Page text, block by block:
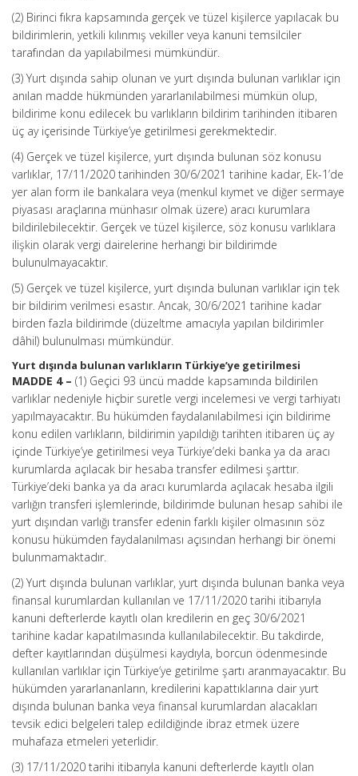
(2) Birinci fıkra kapsamında gerçek ve tüzel kişilerce yapılacak bu
bildirimlerin, yetkili kılınmış vekiller veya kanuni temsilciler
tarafından da yapılabilmesi mümkündür.
(3) Yurt dışında sahip olunan ve yurt dışında bulunan varlıklar için
anılan madde hükmünden yararlanılabilmesi mümkün olup,
bildirime konu edilecek bu varlıkların bildirim tarihinden itibaren
üç ay içerisinde Türkiye’ye getirilmesi gerekmektedir.
(4) Gerçek ve tüzel kişilerce, yurt dışında bulunan söz konusu
varlıklar, 17/11/2020 tarihinden 30/6/2021 tarihine kadar, Ek-1’de
yer alan form ile bankalara veya (menkul kıymet ve diğer sermaye
piyasası araçlarına münhasır olmak üzere) aracı kurumlara
bildirilebilecektir. Gerçek ve tüzel kişilerce, söz konusu varlıklara
ilişkin olarak vergi dairelerine herhangi bir bildirimde
bulunulmayacaktır.
(5) Gerçek ve tüzel kişilerce, yurt dışında bulunan varlıklar için tek
bir bildirim verilmesi esastır. Ancak, 30/6/2021 tarihine kadar
birden fazla bildirimde (düzeltme amacıyla yapılan bildirimler
dâhil) bulunulması mümkündür.
Yurt dışında bulunan varlıkların Türkiye’ye getirilmesi
MADDE 4 – (1) Geçici 93 üncü madde kapsamında bildirilen
varlıklar nedeniyle hiçbir suretle vergi incelemesi ve vergi tarhiyatı
yapılmayacaktır. Bu hükümden faydalanılabilmesi için bildirime
konu edilen varlıkların, bildirimin yapıldığı tarihten itibaren üç ay
içinde Türkiye’ye getirilmesi veya Türkiye’deki banka ya da aracı
kurumlarda açılacak bir hesaba transfer edilmesi şarttır.
Türkiye’deki banka ya da aracı kurumlarda açılacak hesaba ilgili
varlığın transferi işlemlerinde, bildirimde bulunan hesap sahibi ile
yurt dışından varlığı transfer edenin farklı kişiler olmasının söz
konusu hükümden faydalanılması açısından herhangi bir önemi
bulunmamaktadır.
(2) Yurt dışında bulunan varlıklar, yurt dışında bulunan banka veya
finansal kurumlardan kullanılan ve 17/11/2020 tarihi itibarıyla
kanuni defterlerde kayıtlı olan kredilerin en geç 30/6/2021
tarihine kadar kapatılmasında kullanılabilecektir. Bu takdirde,
defter kayıtlarından düşülmesi kaydıyla, borcun ödenmesinde
kullanılan varlıklar için Türkiye’ye getirilme şartı aranmayacaktır. Bu
hükümden yararlananların, kredilerini kapattıklarına dair yurt
dışında bulunan banka veya finansal kurumlardan alacakları
tevsik edici belgeleri talep edildiğinde ibraz etmek üzere
muhafaza etmeleri yeterlidir.
(3) 17/11/2020 tarihi itibarıyla kanuni defterlerde kayıtlı olan